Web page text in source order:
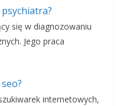
się w diagnozowaniu
Jego praca
internetowych,